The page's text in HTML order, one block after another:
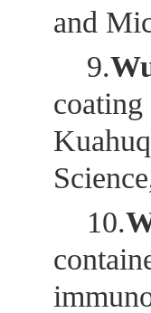
and
9.
coating
10.